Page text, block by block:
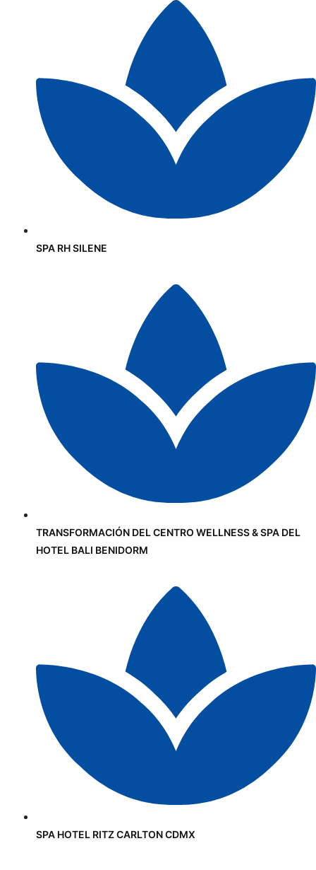
SPA RH SILENE
TRANSFORMACIÓN DEL CENTRO WELLNESS & SPA DEL
HOTEL BALI BENIDORM
SPA HOTEL RITZ CARLTON CDMX